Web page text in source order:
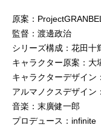
原案：
監督：渡邊政治
シリーズ構成：花田十
キャラクター原案：大
キャラクターデザイン
アルマノクスデザイン
音楽：末廣健一郎
プロデュース：infinite